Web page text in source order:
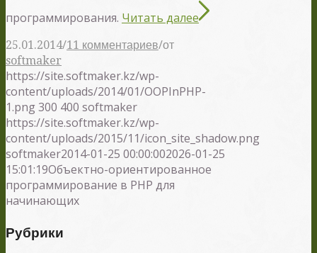
программирования. Читать далее
25.01.2014/11 комментариев/от
softmaker
https://site.softmaker.kz/wp-
content/uploads/2014/01/OOPInPHP-
1.png300 400 softmaker
https://site.softmaker.kz/wp-
content/uploads/2015/11/icon_site_shadow.png
softmaker2014-01-25 00:00:002026-01-25
15:01:19Объектно-ориентированное
программирование в PHP для
начинающих
Рубрики